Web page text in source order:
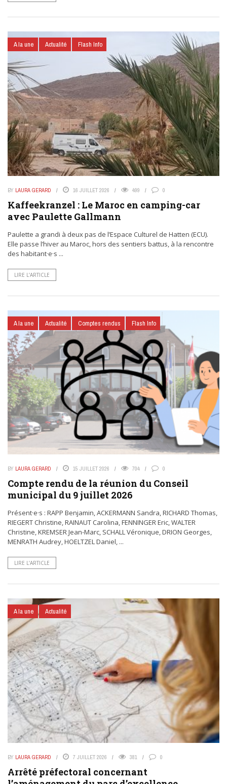
A la une Actualité Flash Info
BY LAURA GERARD 16 JUILLET 2026 499 0
Kaffeekranzel : Le Maroc en camping-car
avec Paulette Gallmann
Paulette a grandi à deux pas de l’Espace Culturel de Hatten (ECU).
Elle passe l’hiver au Maroc, hors des sentiers battus, à la rencontre
des habitant·e·s ...
LIRE L’ARTICLE
A la une Actualité Comptes rendus Flash Info
BY LAURA GERARD 15 JUILLET 2026 704 0
Compte rendu de la réunion du Conseil
municipal du 9 juillet 2026
Présent·e·s : RAPP Benjamin, ACKERMANN Sandra, RICHARD Thomas,
RIEGERT Christine, RAINAUT Carolina, FENNINGER Eric, WALTER
Christine, KREMSER Jean-Marc, SCHALL Véronique, DRION Georges,
MENRATH Audrey, HOELTZEL Daniel, ...
LIRE L’ARTICLE
A la une Actualité
BY LAURA GERARD 7 JUILLET 2026 381 0
Arrêté préfectoral concernant